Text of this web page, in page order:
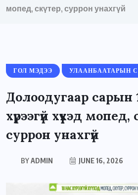
мопед, скүтер, суррон унахгүй
ГОЛ МЭДЭЭ УЛААНБААТАРЫН
Долоодугаар сарын
хүрээгүй хүүхэд мопед,
суррон унахгүй
BYADMIN JUNE 16, 2026